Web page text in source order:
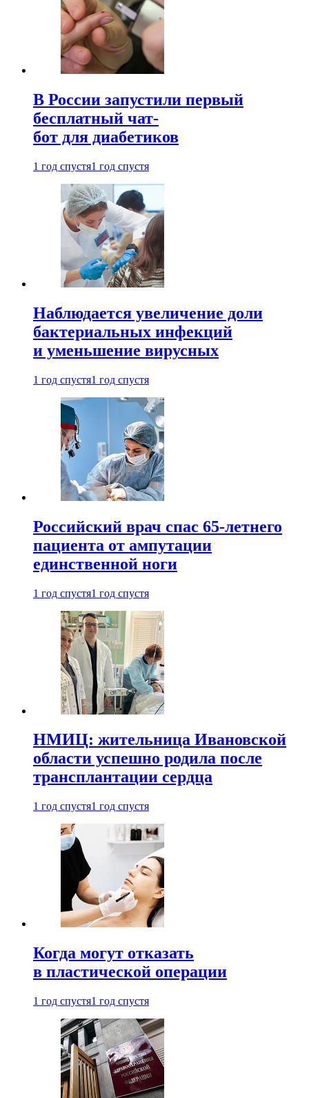
В России запустили первый
бесплатный чат-
бот для диабетиков
1 год спустя1 год спустя
Наблюдается увеличение доли
бактериальных инфекций
и уменьшение вирусных
1 год спустя1 год спустя
Российский врач спас 65-летнего
пациента от ампутации
единственной ноги
1 год спустя1 год спустя
НМИЦ: жительница Ивановской
области успешно родила после
трансплантации сердца
1 год спустя1 год спустя
Когда могут отказать
в пластической операции
1 год спустя1 год спустя